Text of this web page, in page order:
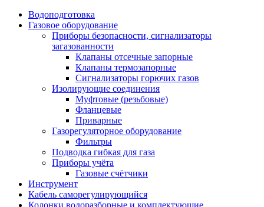
Водоподготовка
Газовое оборудование
Приборы безопасности, сигнализаторы
загазованности
Клапаны отсечные запорные
Клапаны термозапорные
Сигнализаторы горючих газов
Изолирующие соединения
Муфтовые (резьбовые)
Фланцевые
Приварные
Газорегуляторное оборудование
Фильтры
Подводка гибкая для газа
Приборы учёта
Газовые счётчики
Инструмент
Кабель саморегулирующийся
Колонки водоразборные и комплектующие